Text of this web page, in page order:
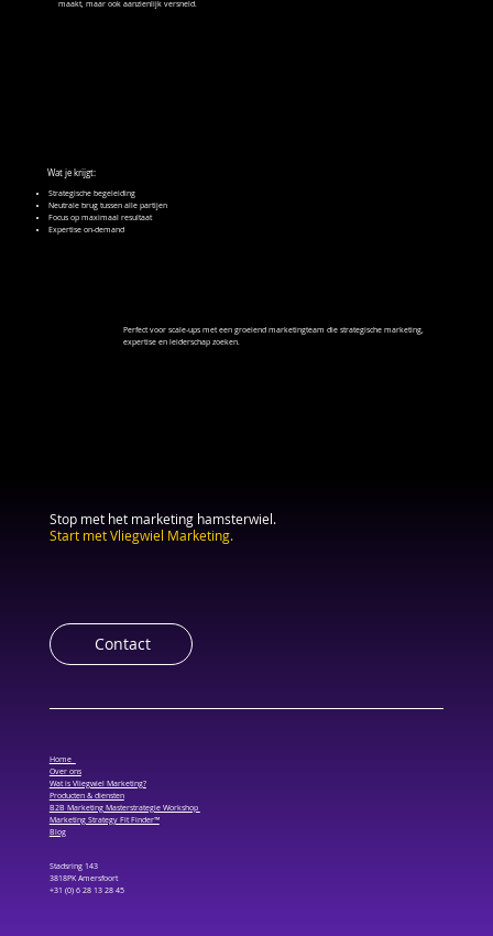
maakt, maar ook aanzienlijk versneld.
Wat je krijgt:
Strategische begeleiding
Neutrale brug tussen alle partijen
Focus op maximaal resultaat
Expertise on-demand
Perfect voor scale-ups met een groeiend marketingteam die strategische marketing,
expertise en leiderschap zoeken.
Stop met het marketing hamsterwiel.
Start met Vliegwiel Marketing.
Contact
Stadsring 143
3818PK Amersfoort
+31 (0) 6 28 13 28 45
Home
Over ons
Wat is Vliegwiel Marketing?
Producten & diensten
B2B Marketing Masterstrategie Workshop
Marketing Strategy Fit Finder™
Blog